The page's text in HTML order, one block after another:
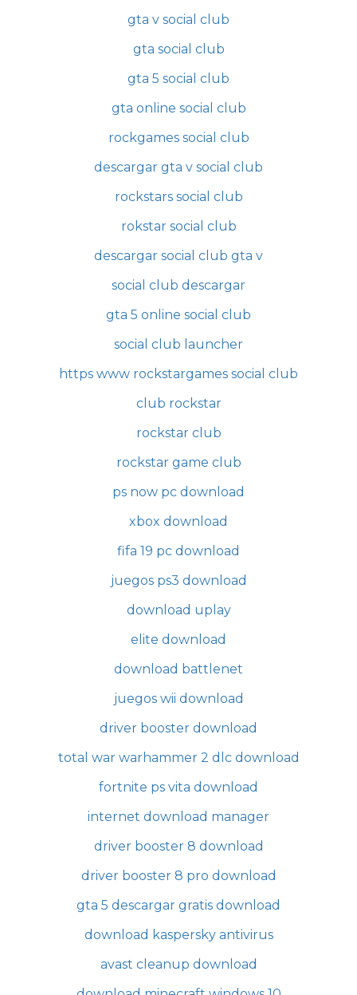
gta v social club
gta social club
gta 5 social club
gta online social club
rockgames social club
descargar gta v social club
rockstars social club
rokstar social club
descargar social club gta v
social club descargar
gta 5 online social club
social club launcher
https www rockstargames social club
club rockstar
rockstar club
rockstar game club
ps now pc download
xbox download
fifa 19 pc download
juegos ps3 download
download uplay
elite download
download battlenet
juegos wii download
driver booster download
total war warhammer 2 dlc download
fortnite ps vita download
internet download manager
driver booster 8 download
driver booster 8 pro download
gta 5 descargar gratis download
download kaspersky antivirus
avast cleanup download